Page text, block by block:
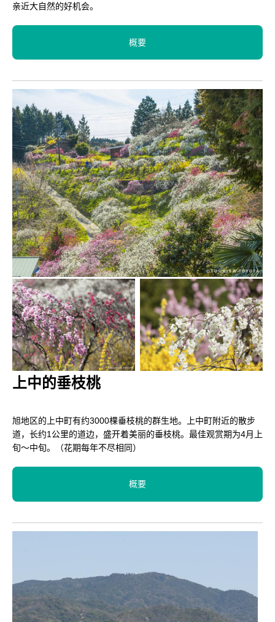
亲近大自然的好机会。
概要
上中的垂枝桃
旭地区的上中町有约3000棵垂枝桃的群生地。上中町附近的散步
道，长约1公里的道边，盛开着美丽的垂枝桃。最佳观赏期为4月上
旬～中旬。（花期每年不尽相同）
概要